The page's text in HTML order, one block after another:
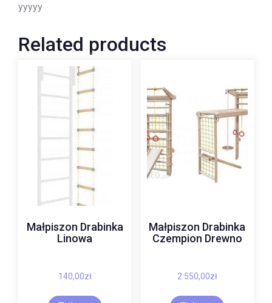
yyyyy
Related products
Małpiszon Drabinka
Linowa
140,00zł
Małpiszon Drabinka
Czempion Drewno
2 550,00zł